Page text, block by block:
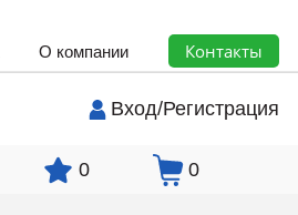
О компании Контакты
Вход/Регистрация
0 0